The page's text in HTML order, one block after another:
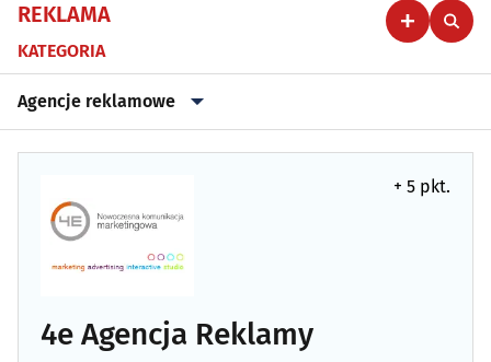
REKLAMA
KATEGORIA
Agencje reklamowe
Agencje reklamowe(102)
Drukarnie, poligrafia(60)
Gadżety reklamowe(22)
Grafika komputerowa (8)
+ 5 pkt.
4e Agencja Reklamy